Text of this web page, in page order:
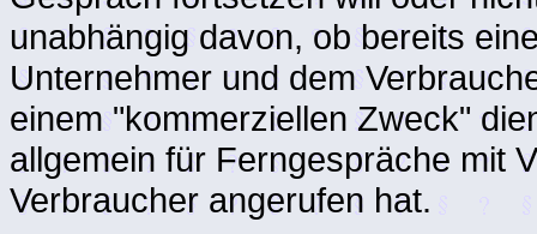
unabhängig davon, ob bereits
Unternehmer und dem
einem "kommerziellen Zweck"
allgemein für Ferngespräche mit
Verbraucher angerufen hat.